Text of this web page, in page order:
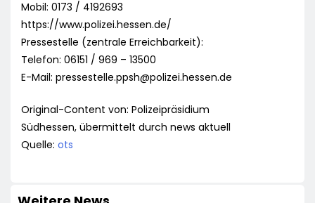
Mobil: 0173 / 4192693
https://www.polizei.hessen.de/
Pressestelle (zentrale Erreichbarkeit):
Telefon: 06151 / 969 – 13500
E-Mail: pressestelle.ppsh@polizei.hessen.de
Original-Content von: Polizeipräsidium
Südhessen, übermittelt durch news aktuell
Quelle: ots